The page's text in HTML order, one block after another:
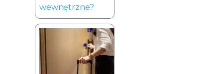
wewnętrzne?